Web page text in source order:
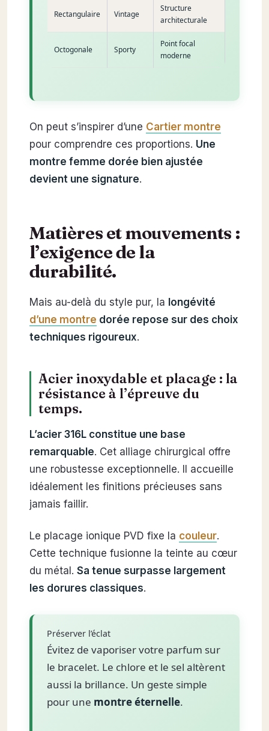
Rectangulaire Vintage
Structure
architecturale
Octogonale Sporty
Point focal
moderne
On peut s’inspirer d’une Cartier montre
pour comprendre ces proportions. Une
montre femme dorée bien ajustée
devient une signature.
Matières et mouvements :
l’exigence de la
durabilité.
Mais au-delà du style pur, la longévité
d’une montre dorée repose sur des choix
techniques rigoureux.
Acier inoxydable et placage : la
résistance à l’épreuve du
temps.
L’acier 316L constitue une base
remarquable. Cet alliage chirurgical offre
une robustesse exceptionnelle. Il accueille
idéalement les finitions précieuses sans
jamais faillir.
Le placage ionique PVD fixe la couleur.
Cette technique fusionne la teinte au cœur
du métal. Sa tenue surpasse largement
les dorures classiques.
Préserver l’éclat
Évitez de vaporiser votre parfum sur
le bracelet. Le chlore et le sel altèrent
aussi la brillance. Un geste simple
pour une montre éternelle.